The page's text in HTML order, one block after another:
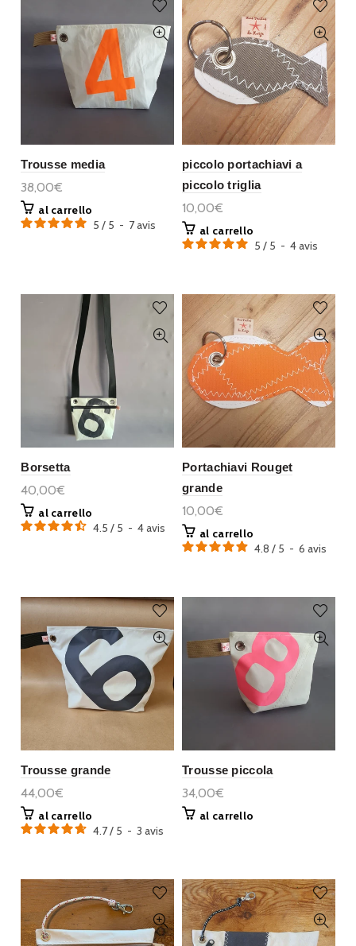
Trousse media
38,00€
al carrello
5 / 5 - 7avis
piccolo portachiavi a
piccolo triglia
10,00€
al carrello
5 / 5 - 4avis
Borsetta
40,00€
al carrello
4.5 / 5 - 4avis
Portachiavi Rouget
grande
10,00€
al carrello
4.8 / 5 - 6 avis
Trousse grande
44,00€
al carrello
4.7/ 5 - 3avis
Trousse piccola
34,00€
al carrello